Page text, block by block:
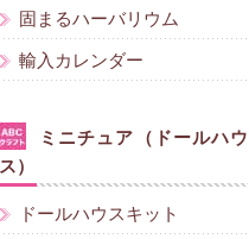
固まるハーバリウム
輸入カレンダー
ミニチュア（ドールハウ
ス）
ドールハウスキット